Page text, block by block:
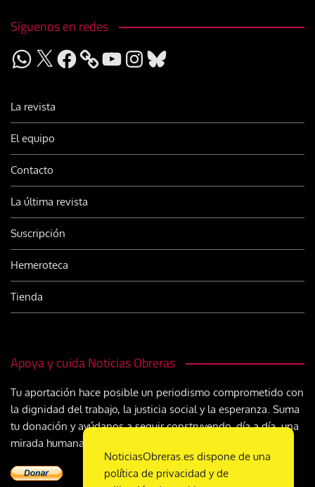
Síguenos en redes
WhatsApp
X Facebook YouTubeInstagram
Bluesky
La revista
El equipo
Contacto
La última revista
Suscripción
Hemeroteca
Tienda
Apoya y cuida Noticias Obreras
Tu aportación hace posible un periodismo comprometido con
la dignidad del trabajo, la justicia social y la esperanza. Suma
tu donación y ayúdanos a seguir construyendo, día a día, una
mirada humana y cristiana sobre el mundo del trabajo
NoticiasObreras.es dispone de una
política de privacidad y de